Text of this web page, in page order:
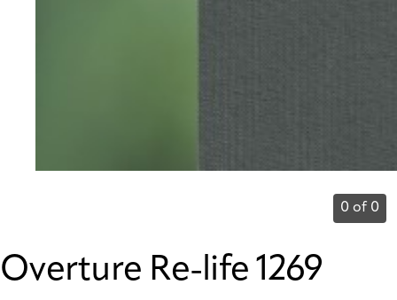
0 of 0
Overture Re-life 1269